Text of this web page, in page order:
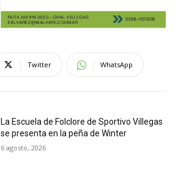
Twitter WhatsApp
La Escuela de Folclore de Sportivo Villegas
se presenta en la peña de Winter
6 agosto, 2026